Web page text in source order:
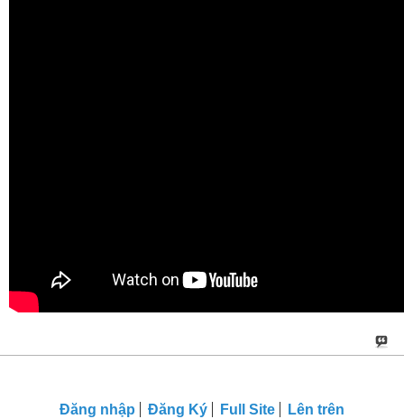
Đăng nhập Đăng Ký Full Site Lên trên